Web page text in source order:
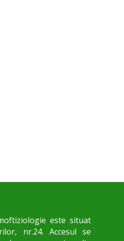
este situat
nr.24. Accesul se